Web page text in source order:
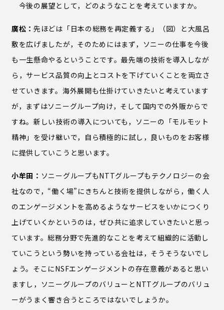
今後の展望として，どのようなことを考えていますか。
廣松：先ほどは「日本の総務を再定義する」（図）と大風呂
敷を広げましたが，そのためにはまず，ソニーの仕事を今後
も一生懸命やるということです。最先端の技術を導入しなが
ら，サービス品質の向上とコストを下げていくことを両立さ
せていきます。海外展開も仕掛けていきたいと考えています
が，まずはソニーグループ向け，そして国内での外販からで
すね。新しい技術の導入についても，ソニーの「モルモット
精神」を受け継いで，自ら積極的に試し，良いものをお客様
に提供していこうと思います。
小牟田： ソニーグループもNTTグループもテクノロジーの会
社なので，“働く場”にきちんと技術を提供しながら，働く人
のエンゲージメントを高めるようなサービスをいかにつくり
上げていくかというのは，ぜひ共に追求していきたいと思っ
ています。総務分野で先進的なことを考えて組織的に活動し
ていこうという勢いを持っている会社は，そうそうないでし
ょう。そこにNSFエンゲージメントの存在意義があると思い
ますし，ソニーグループのバリューとNTTグループのバリュ
ーがうまく響き合うところではないでしょうか。